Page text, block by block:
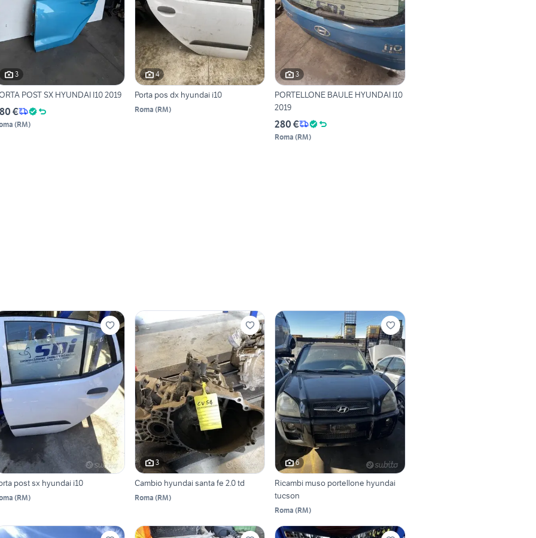
3
POST SX HYUNDAI I10 2019
€
(RM)
4
Porta pos dx hyundai i10
Roma (RM)
3
PORTELLONE BAULE HYUNDAI I10
2019
280 €
Roma (RM)
post sx hyundai i10
(RM)
3
Cambio hyundai santa fe 2.0 td
Roma (RM)
6
Ricambi muso portellone hyundai
tucson
Roma (RM)